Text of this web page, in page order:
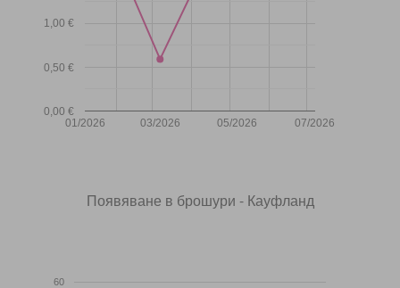
01/2026 03/2026 05/2026 07/2026
0,00 €
0,50 €
1,00 €
Появяване в брошури - Кауфланд
60